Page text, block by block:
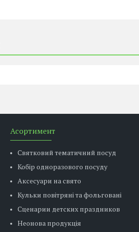
Асортимент
Святковий тематичний посуд
Кобір одноразового посуду
Аксесуари на свято
Кульки повітряні та фольговані
Сценарии детских праздников
Неонова продукція